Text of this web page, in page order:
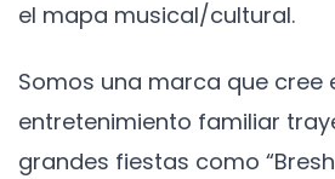
el mapa musical/cultural.
Somos una marca que cree
entretenimiento familiar
grandes fiestas como